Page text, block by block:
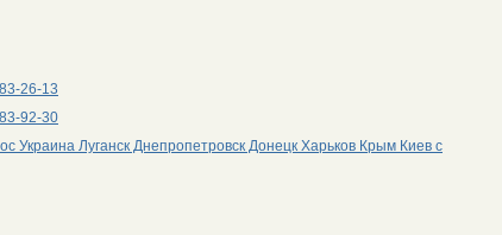
26-13
92-30
Украина Луганск Днепропетровск Донецк Харьков Крым Киев с